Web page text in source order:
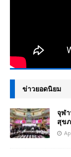
ข่าวยอดนิยม
จุฬ
สุข